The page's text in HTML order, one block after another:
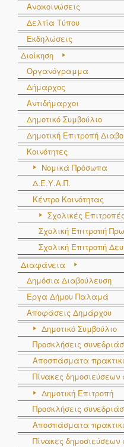
Ανακοινώσεις
Δελτία Τύπου
Εκδηλώσεις
Διοίκηση
Οργανόγραμμα
Δήμαρχος
Αντιδήμαρχοι
Δημοτικό Συμβούλιο
Δημοτική Επιτροπή
Κοινότητες
Νομικά Πρόσωπα
Δ.Ε.Υ.Α.Π.
Κέντρο Κοινότητας
Σχολικές Επιτροπές
Σχολική Επιτροπή
Σχολική Επιτροπή
Διαφάνεια
Δημόσια Διαβούλευση
Έργα Δήμου Παλαμά
Αποφάσεις Δημάρχου
Δημοτικό Συμβούλιο
Προσκλήσεις
Αποσπάσματα
Πίνακες
Δημοτική Επιτροπή
Προσκλήσεις
Αποσπάσματα
Πίνακες